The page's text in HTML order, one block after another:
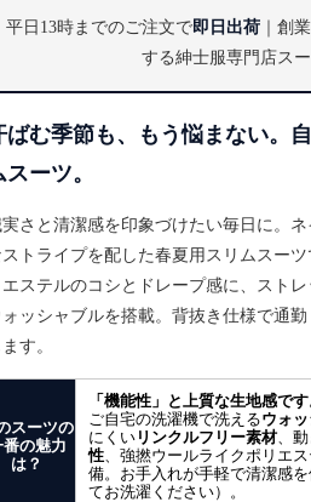
平日13時までのご注文で即日出荷｜創
する紳士服専門店ス
ばむ季節も、もう悩まない。
スーツ。
さと清潔感を印象づけたい毎日に。
ストライプを配した春夏用スリムスー
エステルのコシとドレープ感に、スト
ォッシャブルを搭載。背抜き仕様で通
す。
スーツの
番の魅力
は？
「機能性」と上質な生地感です
ご自宅の洗濯機で洗えるウォ
にくい リンクルフリー素材、
性、強撚ウールライクポリエ
備。お手入れが手軽で清潔感
てお洗濯ください）。